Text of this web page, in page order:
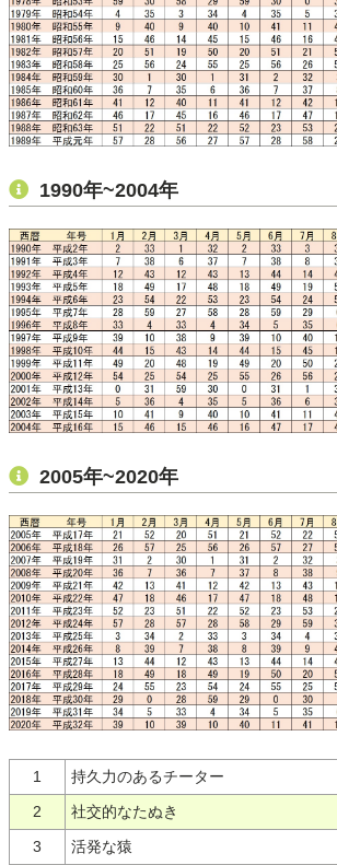
1990年~2004年
2005年~2020年
1
持久力のあるチーター
2
社交的なたぬき
3
活発な猿